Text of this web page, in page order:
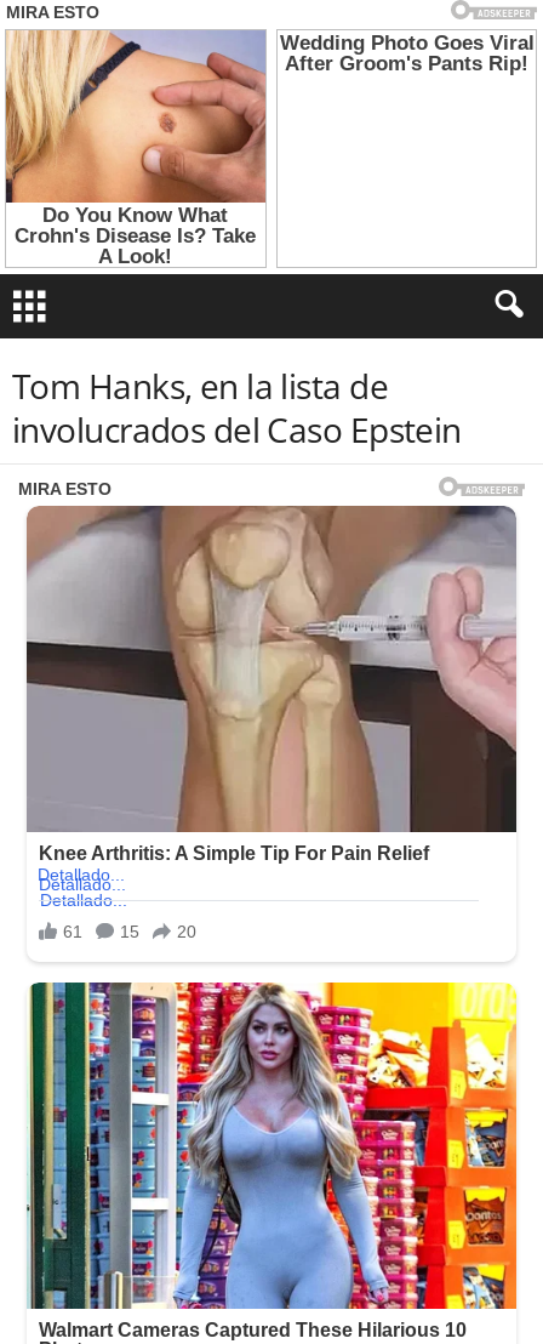
Tom Hanks, en la lista de
involucrados del Caso Epstein